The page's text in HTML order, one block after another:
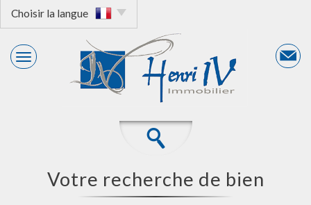
Choisir la langue
votre recherche de bien